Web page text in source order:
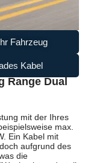
Fahrzeug
Kabel
Range Dual
mit der Ihres
max.
Ein Kabel mit
aufgrund des
die